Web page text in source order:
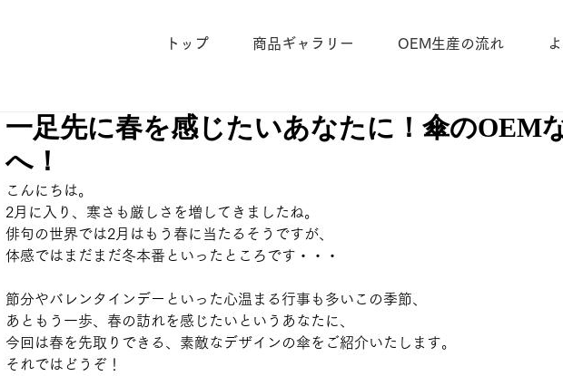
トップ 商品ギャラリー OEM生産の流れ
一足先に春を感じたいあなたに！傘のOEM
へ！
こんにちは。
2月に入り、寒さも厳しさを増してきましたね。
俳句の世界では2月はもう春に当たるそうですが、
体感ではまだまだ冬本番といったところです・・・
節分やバレンタインデーといった心温まる行事も多いこの季節、
あともう一歩、春の訪れを感じたいというあなたに、
今回は春を先取りできる、素敵なデザインの傘をご紹介いたします。
それではどうぞ！